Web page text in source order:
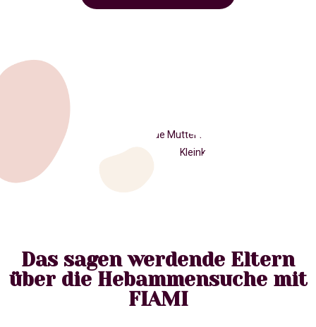
Das sagen werdende Eltern
über die Hebammensuche mit
FIAMI